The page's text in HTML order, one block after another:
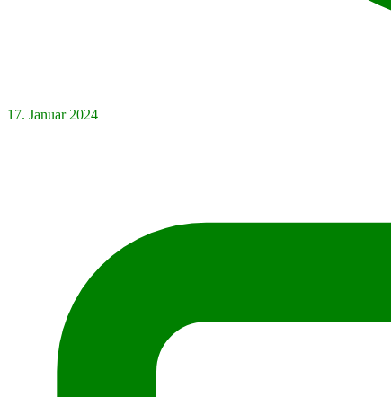
17. Januar 2024